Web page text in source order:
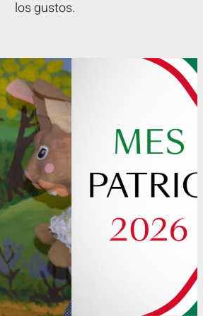
los gustos.